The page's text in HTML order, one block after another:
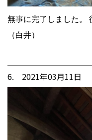
無事に完了しました。
（白井）
6. 2021年03月11日